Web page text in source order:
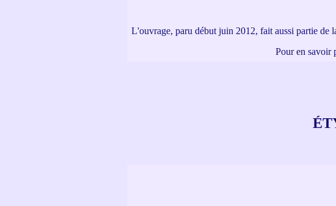
L'ouvrage, paru début juin 2012, fait aussi partie de
Pour en savoir